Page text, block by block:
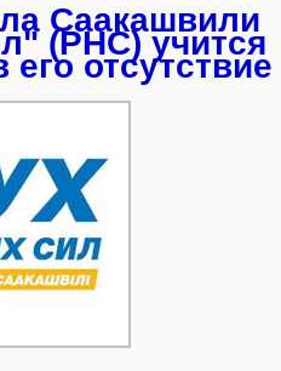
Саакашвили
(РНС) учится
его отсутствие